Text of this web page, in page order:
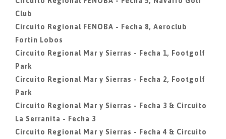
Club
Circuito Regional FENOBA - Fecha 8, Aeroclub
Fortin Lobos
Circuito Regional Mar y Sierras - Fecha 1, Footgolf
Park
Circuito Regional Mar y Sierras - Fecha 2, Footgolf
Park
Circuito Regional Mar y Sierras - Fecha 3 & Circuito
La Serranita - Fecha 3
Circuito Regional Mar y Sierras - Fecha 4 & Circuito